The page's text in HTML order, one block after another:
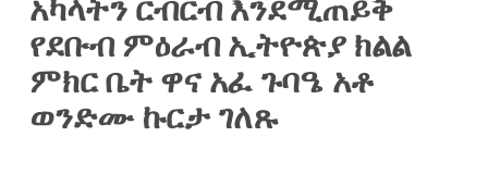
አካላትን ርብርብ እንደሚጠይቅ
የደቡብ ምዕራብ ኢትዮጵያ ክልል
ምክር ቤት ዋና አፈ ጉባዔ አቶ
ወንድሙ ኩርታ ገለጹ